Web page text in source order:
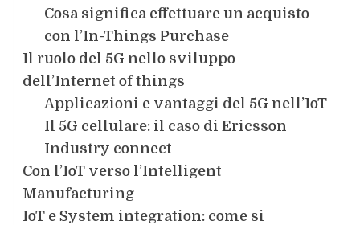
Cosa significa effettuare un acquisto
con l’In-Things Purchase
Il ruolo del 5G nello sviluppo
dell’Internet of things
Applicazioni e vantaggi del 5G nell’IoT
Il 5G cellulare: il caso di Ericsson
Industry connect
Con l’IoT verso l’Intelligent
Manufacturing
IoT e System integration: come si